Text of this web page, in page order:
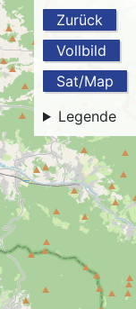
Zurück
Vollbild
Sat/Map
Legende